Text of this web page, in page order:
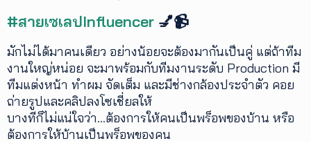
#สายเซเลปInfluencer 💅📹
มักไม่ได้มาคนเดียว อย่างน้อยจะต้องมากันเป็นคู่ แต่ถ้าทีม
งานใหญ่หน่อย จะมาพร้อมกับทีมงานระดับ Production มี
ทีมแต่งหน้า ทำผม จัดเต็ม และมีช่างกล้องประจำตัว คอย
ถ่ายรูปและคลิปลงโซเชี่ยลให้
บางทีก็ไม่แน่ใจว่า...ต้องการให้คนเป็นพร็อพของบ้าน หรือ
ต้องการให้บ้านเป็นพร็อพของคน